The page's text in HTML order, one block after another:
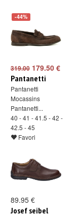
-44%
319.00179.50 €
Pantanetti
Pantanetti
Mocassins
Pantanetti...
40 - 41 - 41.5 - 42 -
42.5 - 45
Favori
89.95 €
Josef seibel